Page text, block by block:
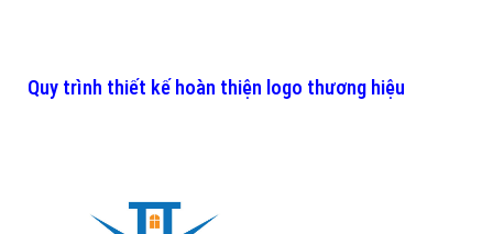
Quy trình thiết kế hoàn thiện logo thương hiệu